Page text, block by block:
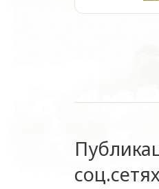
соц.сетях